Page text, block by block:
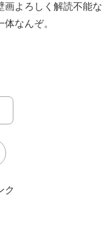
画よろしく解読不能な
なんぞ。
ク